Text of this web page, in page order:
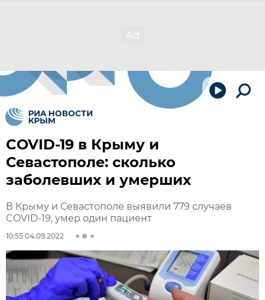
COVID-19 в Крыму и
Севастополе: сколько
заболевших и умерших
В Крыму и Севастополе выявили 779 случаев
COVID-19, умер один пациент
10:55 04.09.2022